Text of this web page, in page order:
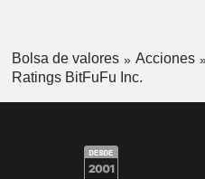
Bolsa de valores Acciones
Ratings BitFuFu Inc.